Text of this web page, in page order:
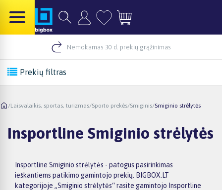
Nemokamas 30 d. prekių grąžinimas
Prekių filtras
/Laisvalaikis, sportas, turizmas/Sporto prekės/Smiginis/Smiginio strėlytės
Insportline Smiginio strėlytės
Insportline Smiginio strėlytės - patogus pasirinkimas
ieškantiems patikimo gamintojo prekių. BIGBOX.LT
kategorijoje „Smiginio strėlytės“ rasite gamintojo Insportline